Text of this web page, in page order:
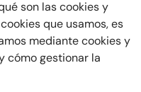
son las cookies y
que usamos, es
mediante cookies y
cómo gestionar la